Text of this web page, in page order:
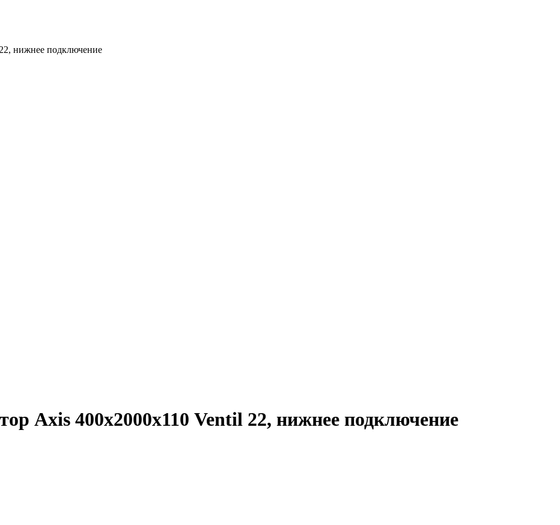
нижнее подключение
Axis 400х2000х110 Ventil 22, нижнее подключение